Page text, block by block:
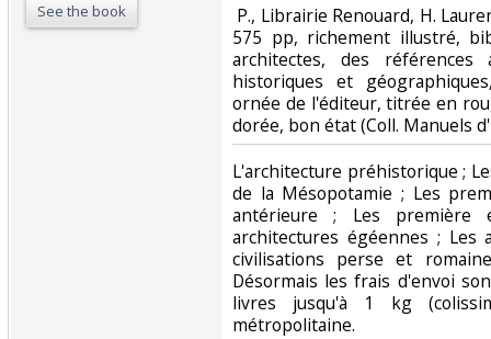
See the book
P., Librairie Renouard, H.
575 pp, richement illustré,
architectes, des références
historiques et
ornée de l'éditeur, titrée en
dorée, bon état (Coll. Manuels
‎L'architecture préhistorique ;
de la Mésopotamie ; Les
antérieure ; Les première
architectures égéennes ; Les
civilisations perse et
Désormais les frais d'envoi
livres jusqu'à 1 kg
métropolitaine.‎